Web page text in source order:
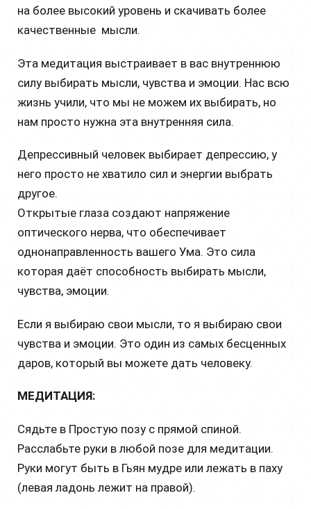
на более высокий уровень и скачивать более
качественные мысли.
Эта медитация выстраивает в вас внутреннюю
силу выбирать мысли, чувства и эмоции. Нас всю
жизнь учили, что мы не можем их выбирать, но
нам просто нужна эта внутренняя сила.
Депрессивный человек выбирает депрессию, у
него просто не хватило сил и энергии выбрать
другое.
Открытые глаза создают напряжение
оптического нерва, что обеспечивает
однонаправленность вашего Ума. Это сила
которая даёт способность выбирать мысли,
чувства, эмоции.
Если я выбираю свои мысли, то я выбираю свои
чувства и эмоции. Это один из самых бесценных
даров, который вы можете дать человеку.
МЕДИТАЦИЯ:
Сядьте в Простую позу с прямой спиной.
Расслабьте руки в любой позе для медитации.
Руки могут быть в Гьян мудре или лежать в паху
(левая ладонь лежит на правой).